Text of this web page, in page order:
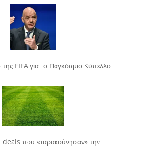
της FIFA για το Παγκόσμιο Κύπελλο
deals που «ταρακούνησαν» την